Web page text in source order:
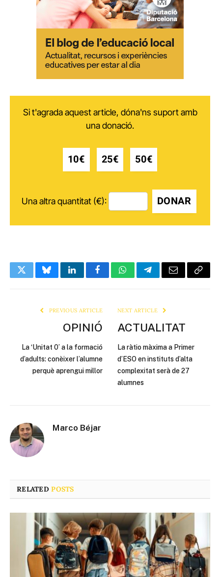
Si t'agrada aquest article, dóna'ns suport amb
una donació.
10€ 25€ 50€
Una altra quantitat (€): DONAR
TwitterBlueskyLinkedInFacebookWhatsAppTelegramEmail Copy
PREVIOUS ARTICLE
OPINIÓ
La ‘Unitat 0’ a la formació
d’adults: conèixer l’alumne
perquè aprengui millor
NEXT ARTICLE
ACTUALITAT
La ràtio màxima a Primer
d’ESO en instituts d’alta
complexitat serà de 27
alumnes
Marco Béjar
RELATEDPOSTS